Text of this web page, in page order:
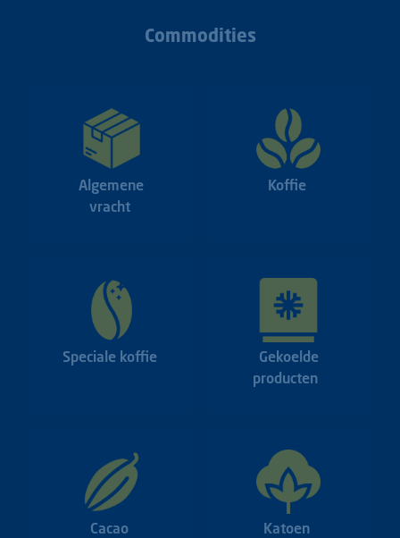
Commodities
Algemene
vracht
Koffie
Speciale koffie
Gekoelde
producten
Cacao Katoen